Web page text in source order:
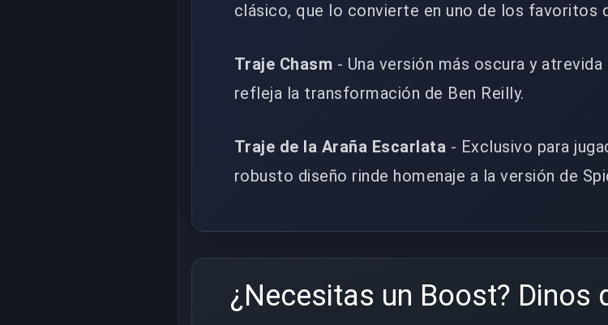
clásico, que lo convierte en uno de los favoritos
Traje Chasm - Una versión más oscura y
refleja la transformación de Ben Reilly.
Traje de la Araña Escarlata - Exclusivo para
robusto diseño rinde homenaje a la versión de
¿Necesitas un Boost? Dinos